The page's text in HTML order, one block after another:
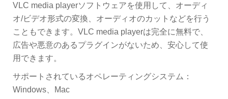
VLC media playerソフトウェアを使用して、オーディ
オ/ビデオ形式の変換、オーディオのカットなどを行う
こともできます。VLC media playerは完全に無料で、
広告や悪意のあるプラグインがないため、安心して使
用できます。
サポートされているオペレーティングシステム：
Windows、Mac